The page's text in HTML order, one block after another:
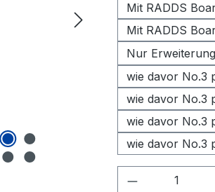
Mit RADDS
Mit RADDS
Nur
wie davor No.3
wie davor No.3
wie davor No.3
wie davor No.3
Produkt